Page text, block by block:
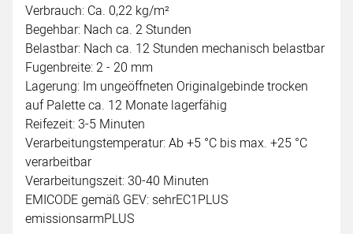
Verbrauch: Ca. 0,22 kg/m²
Begehbar: Nach ca. 2 Stunden
Belastbar: Nach ca. 12 Stunden mechanisch belastbar
Fugenbreite: 2 - 20 mm
Lagerung: Im ungeöffneten Originalgebinde trocken
auf Palette ca. 12 Monate lagerfähig
Reifezeit: 3-5 Minuten
Verarbeitungstemperatur: Ab +5 °C bis max. +25 °C
verarbeitbar
Verarbeitungszeit: 30-40 Minuten
EMICODE gemäß GEV: sehrEC1PLUS
emissionsarmPLUS